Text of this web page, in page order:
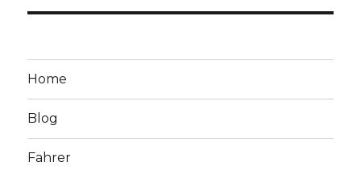
Home
Blog
Fahrer